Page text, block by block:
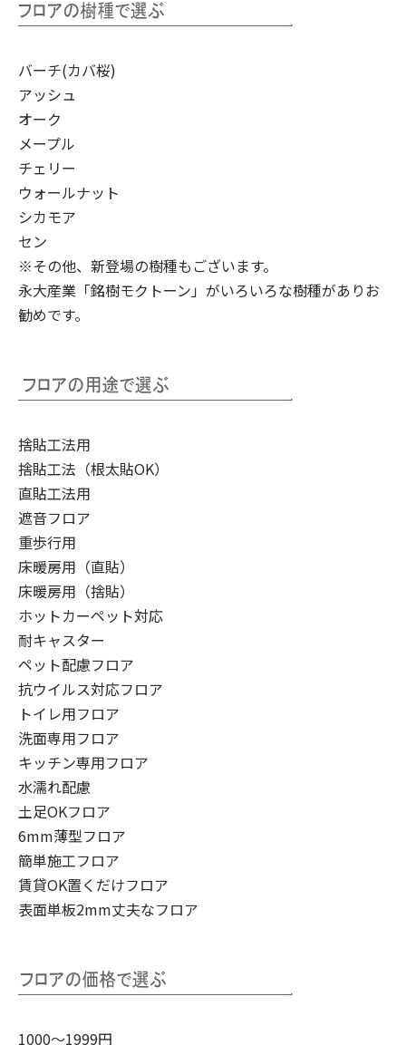
バーチ(カバ桜)
アッシュ
オーク
メープル
チェリー
ウォールナット
シカモア
セン
※その他、新登場の樹種もございます。
永大産業「銘樹モクトーン」 がいろいろな樹種がありお
勧めです。
捨貼工法用
捨貼工法（根太貼OK）
直貼工法用
遮音フロア
重歩行用
床暖房用（直貼）
床暖房用（捨貼）
ホットカーペット対応
耐キャスター
ペット配慮フロア
抗ウイルス対応フロア
トイレ用フロア
洗面専用フロア
キッチン専用フロア
水濡れ配慮
土足OKフロア
6mm薄型フロア
簡単施工フロア
賃貸OK置くだけフロア
表面単板2mm丈夫なフロア
1000～1999円